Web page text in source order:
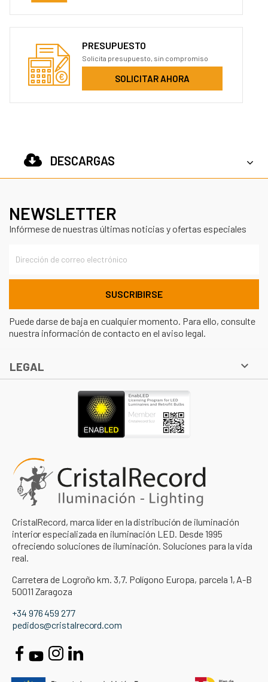
PRESUPUESTO
Solicita presupuesto, sin compromiso
SOLICITAR AHORA
DESCARGAS
NEWSLETTER
Infórmese de nuestras últimas noticias y ofertas especiales
Puede darse de baja en cualquier momento. Para ello, consulte
nuestra información de contacto en el aviso legal.
LEGAL 
CristalRecord, marca líder en la distribución de iluminación
interior especializada en iluminación LED. Desde 1995
ofreciendo soluciones de iluminación. Soluciones para la vida
real.
Carretera de Logroño km. 3,7. Polígono Europa, parcela 1, A-B
50011 Zaragoza
+34 976 459 277
pedidos@cristalrecord.com